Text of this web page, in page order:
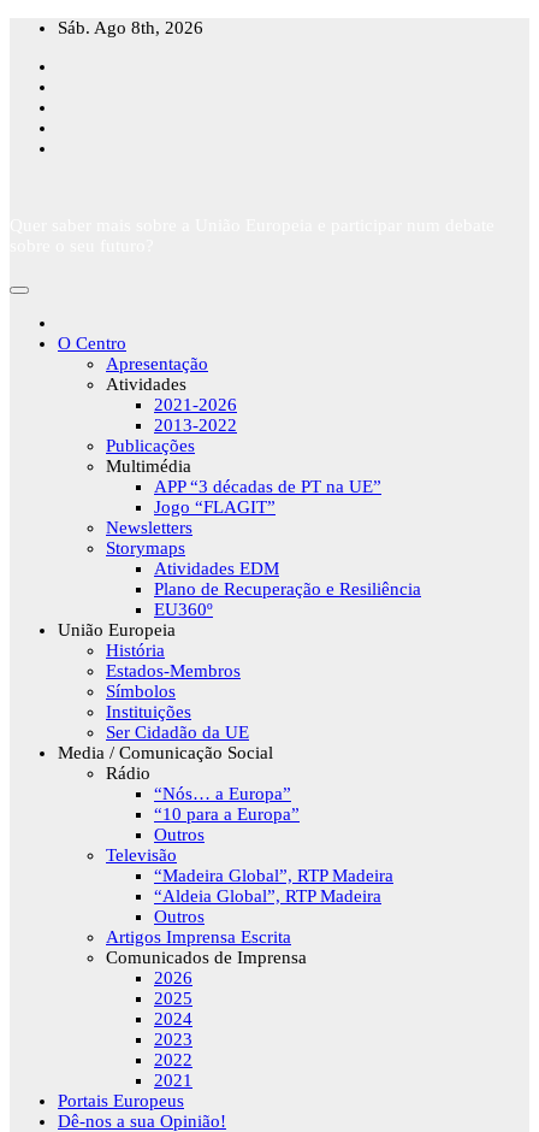
Skip
content
Sáb. Ago 8th, 2026
O Centro
Apresentação
Atividades
2021-2026
2013-2022
Publicações
Multimédia
APP “3 décadas de PT na UE”
Jogo “FLAGIT”
Newsletters
Storymaps
Atividades EDM
Plano de Recuperação e Resiliência
EU360º
União Europeia
História
Estados-Membros
Símbolos
Instituições
Ser Cidadão da UE
Media / Comunicação Social
Rádio
“Nós… a Europa”
“10 para a Europa”
Outros
Televisão
“Madeira Global”, RTP Madeira
“Aldeia Global”, RTP Madeira
Outros
Artigos Imprensa Escrita
Comunicados de Imprensa
2026
2025
2024
2023
2022
2021
Portais Europeus
Dê-nos a sua Opinião!